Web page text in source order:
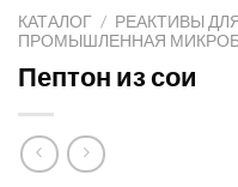
КАТАЛОГ / РЕАКТИВЫ
ПРОМЫШЛЕННАЯ
Пептон из сои